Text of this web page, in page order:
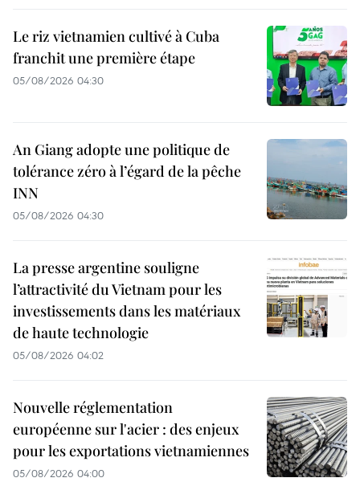
Le riz vietnamien cultivé à Cuba
franchit une première étape
05/08/2026 04:30
An Giang adopte une politique de
tolérance zéro à l’égard de la pêche
INN
05/08/2026 04:30
La presse argentine souligne
l’attractivité du Vietnam pour les
investissements dans les matériaux
de haute technologie
05/08/2026 04:02
Nouvelle réglementation
européenne sur l'acier : des enjeux
pour les exportations vietnamiennes
05/08/2026 04:00